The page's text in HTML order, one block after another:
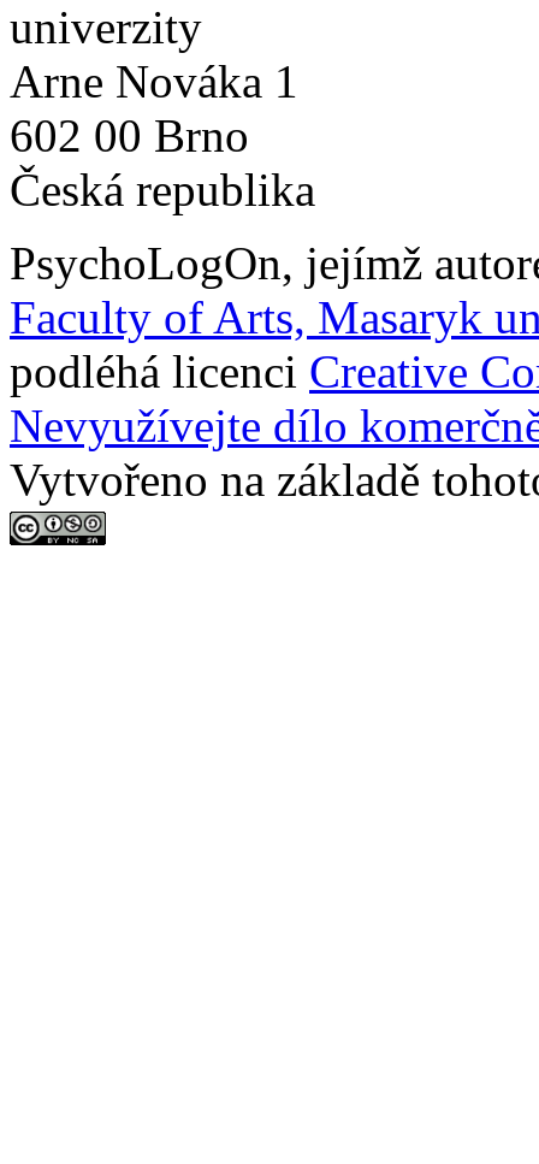
univerzity
Arne Nováka 1
602 00 Brno
Česká republika
PsychoLogOn, jejímž
Faculty of Arts, Masaryk
podléhá licenci Creative
Nevyužívejte dílo
Vytvořeno na základě